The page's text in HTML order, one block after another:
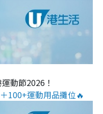
動節2026！
100+運動用品攤位🔥